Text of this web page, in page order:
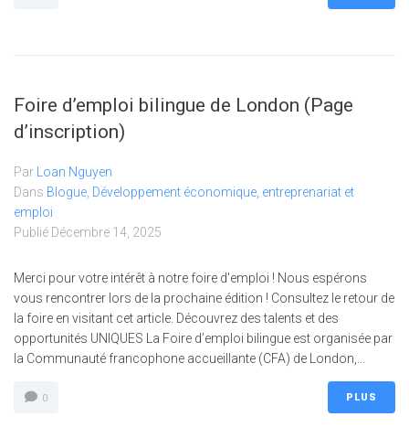
Foire d’emploi bilingue de London (Page
d’inscription)
Par
Loan Nguyen
Dans Blogue Développement économique, entreprenariat et
emploi
Publié Décembre 14, 2025
Merci pour votre intérêt à notre foire d'emploi ! Nous espérons
vous rencontrer lors de la prochaine édition ! Consultez le retour de
la foire en visitant cet article. Découvrez des talents et des
opportunités UNIQUES La Foire d’emploi bilingue est organisée par
la Communauté francophone accueillante (CFA) de London,...
0 PLUS